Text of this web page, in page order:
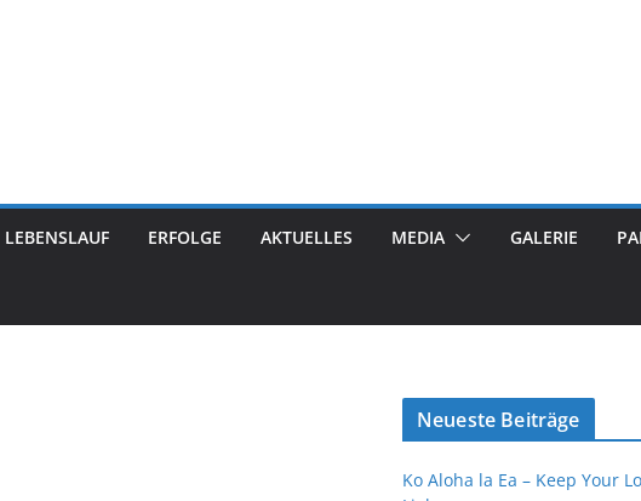
LEBENSLAUF ERFOLGE AKTUELLES MEDIA GALERIE
Neueste Beiträge
Ko Aloha la Ea – Keep Your